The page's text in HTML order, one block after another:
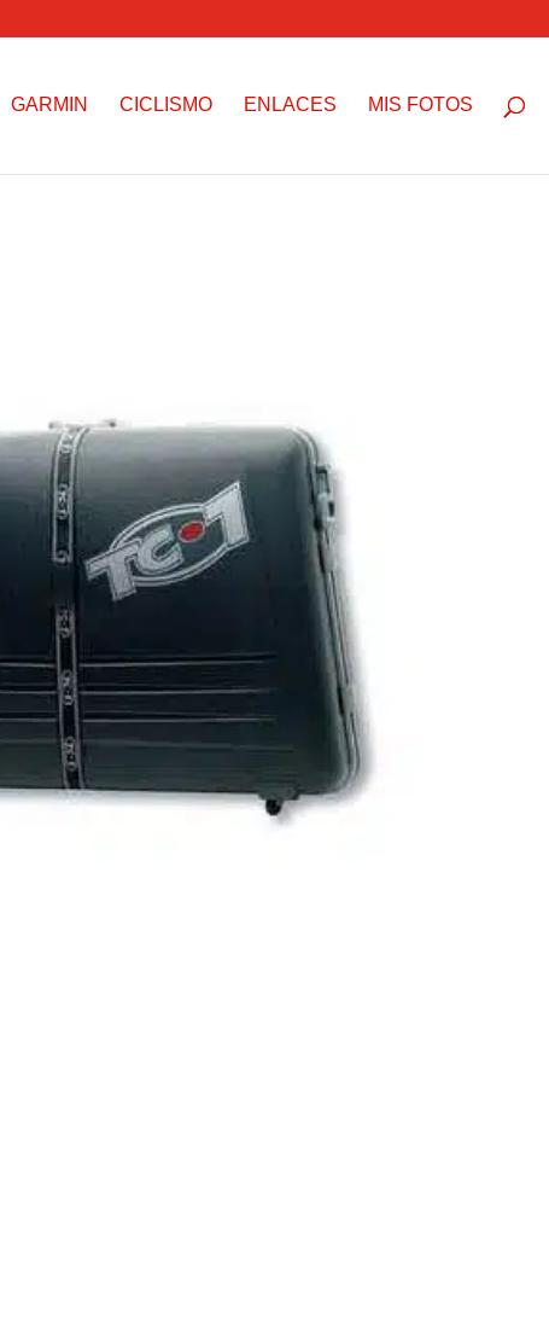
GARMIN CICLISMO ENLACES MIS FOTOS